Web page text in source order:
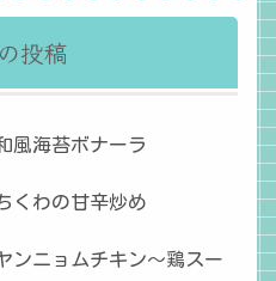
投稿
風海苔ボナーラ
くわの甘辛炒め
ンニョムチキン〜鶏スー